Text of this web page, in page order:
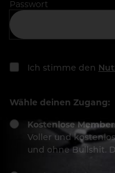
Passwort
Ich stimme den
Wähle deinen Zugang:
Kostenlose
Voller und
und ohne Bullshit.